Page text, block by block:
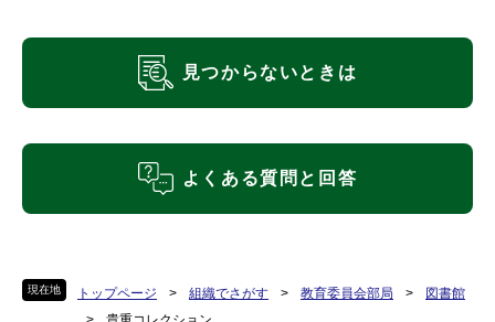
現在地 トップページ > 組織でさがす > 教育委員会部局 >
図書館
見つからないときは
よくある質問と回答